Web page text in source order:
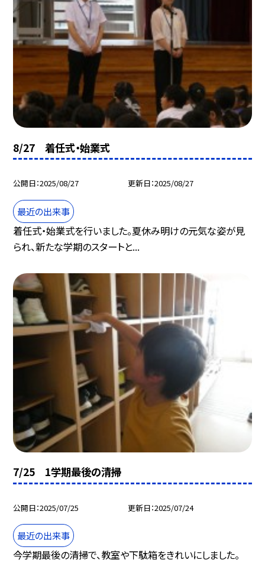
8/27 着任式・始業式
公開日 2025/08/27 更新日 2025/08/27
最近の出来事
着任式・始業式を行いました。夏休み明けの元気な姿が見
られ、新たな学期のスタートと...
7/25 1学期最後の清掃
公開日 2025/07/25 更新日 2025/07/24
最近の出来事
今学期最後の清掃で、教室や下駄箱をきれいにしました。